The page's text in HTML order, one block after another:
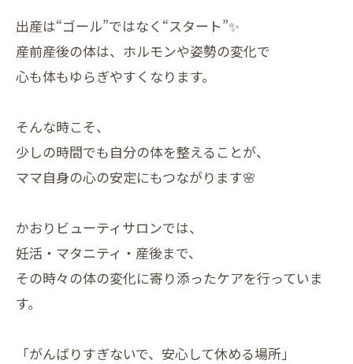
出産は“ゴール”ではなく“スタート”✨
産前産後の体は、ホルモンや姿勢の変化で
心も体もゆらぎやすくなります。
そんな時こそ、
少しの時間でも自分の体を整えることが、
ママ自身の心の安定にもつながります🌸
かおりビューティサロンでは、
妊活・マタニティ・産後まで、
その時々の体の変化に寄り添ったケアを行っていま
す。
「がんばりすぎないで、安心して休める場所」